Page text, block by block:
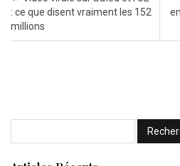
: ce que disent vraiment les 152
millions